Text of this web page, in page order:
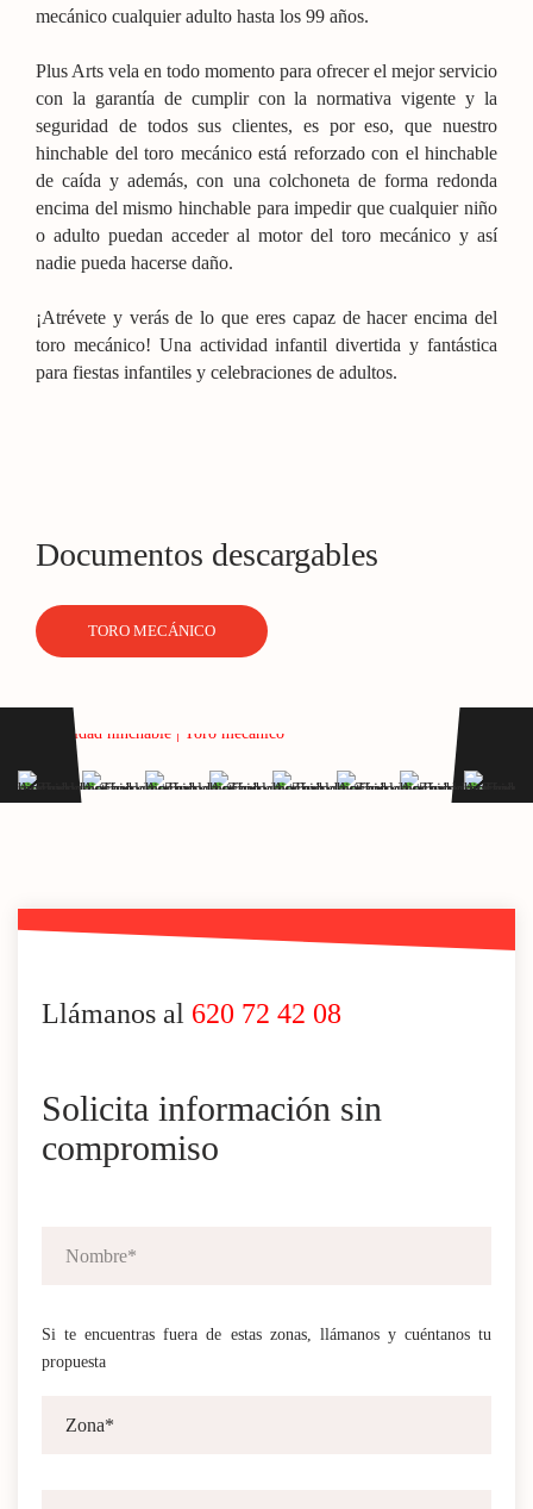
mecánico cualquier adulto hasta los 99 años.
Plus Arts vela en todo momento para ofrecer el mejor servicio
con la garantía de cumplir con la normativa vigente y la
seguridad de todos sus clientes, es por eso, que nuestro
hinchable del toro mecánico está reforzado con el hinchable
de caída y además, con una colchoneta de forma redonda
encima del mismo hinchable para impedir que cualquier niño
o adulto puedan acceder al motor del toro mecánico y así
nadie pueda hacerse daño.
¡Atrévete y verás de lo que eres capaz de hacer encima del
toro mecánico! Una actividad infantil divertida y fantástica
para fiestas infantiles y celebraciones de adultos.
Documentos descargables
TORO MECÁNICO
Llámanos al 620 72 42 08
Solicita información sin
compromiso
Si te encuentras fuera de estas zonas, llámanos y cuéntanos tu
propuesta